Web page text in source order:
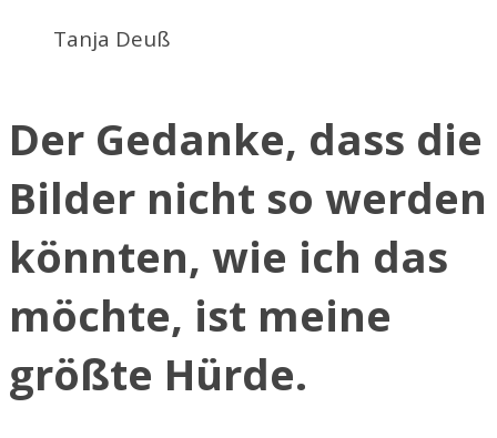
Tanja Deuß
Der Gedanke, dass die
Bilder nicht so werden
könnten, wie ich das
möchte, ist meine
größte Hürde.